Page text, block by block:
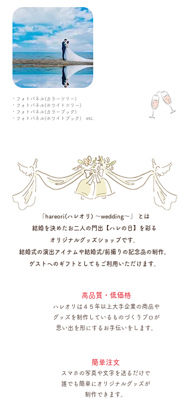
・フォトパネル(カラーツリー)
・フォトパネル(ホワイトツリー)
・フォトパネル(カラーブック)
・フォトパネル(ホワイトブック) etc.
「hareori(ハレオリ) ～wedding～」 とは
結婚を決めたお二人の門出【ハレの日】を彩る
オリジナルグッズショップです。
結婚式の演出アイテムや結婚式/前撮りの記念品の制作、
ゲストへのギフトとしてもご利用いただけます。
高品質・低価格
ハレオリは４５年以上大手企業の商品や
グッズを制作しているものづくりプロが
思い出を形にするお手伝いをします。
簡単注文
スマホの写真や文字を送るだけで
誰でも簡単にオリジナルグッズが
制作できます。